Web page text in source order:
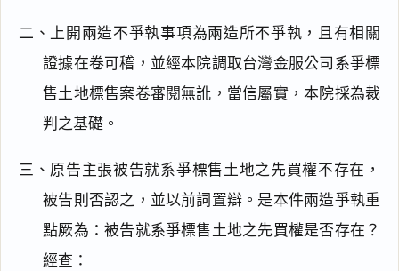
二、上開兩造不爭執事項為兩造所不爭執，且有相關
證據在卷可稽，並經本院調取台灣金服公司系爭標
售土地標售案卷審閱無訛，當信屬實，本院採為裁
判之基礎。
三、原告主張被告就系爭標售土地之先買權不存在，
被告則否認之，並以前詞置辯。是本件兩造爭執重
點厥為：被告就系爭標售土地之先買權是否存在？
經查：